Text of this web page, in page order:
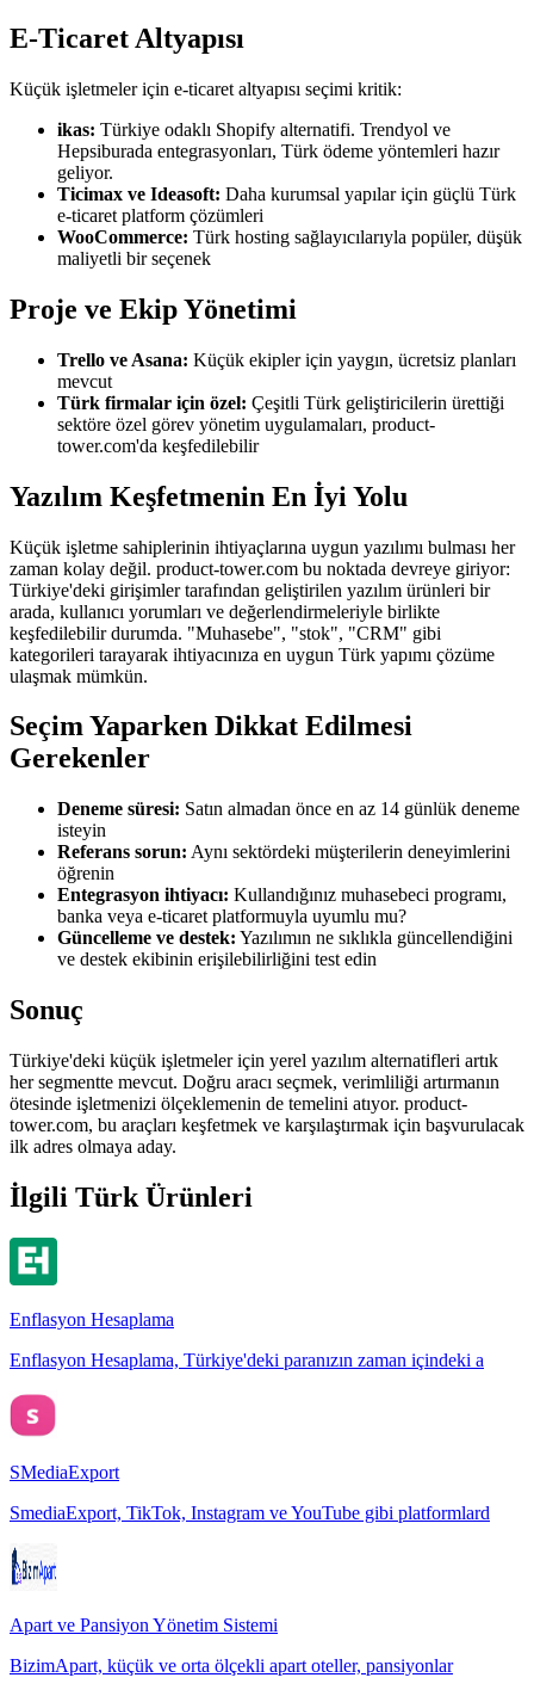
E-Ticaret Altyapısı
Küçük işletmeler için e-ticaret altyapısı seçimi kritik:
ikas: Türkiye odaklı Shopify alternatifi. Trendyol ve
Hepsiburada entegrasyonları, Türk ödeme yöntemleri hazır
geliyor.
Ticimax ve Ideasoft: Daha kurumsal yapılar için güçlü Türk
e-ticaret platform çözümleri
WooCommerce: Türk hosting sağlayıcılarıyla popüler, düşük
maliyetli bir seçenek
Proje ve Ekip Yönetimi
Trello ve Asana: Küçük ekipler için yaygın, ücretsiz planları
mevcut
Türk firmalar için özel: Çeşitli Türk geliştiricilerin ürettiği
sektöre özel görev yönetim uygulamaları, product-
tower.com'da keşfedilebilir
Yazılım Keşfetmenin En İyi Yolu
Küçük işletme sahiplerinin ihtiyaçlarına uygun yazılımı bulması her
zaman kolay değil. product-tower.com bu noktada devreye giriyor:
Türkiye'deki girişimler tarafından geliştirilen yazılım ürünleri bir
arada, kullanıcı yorumları ve değerlendirmeleriyle birlikte
keşfedilebilir durumda. "Muhasebe", "stok", "CRM" gibi
kategorileri tarayarak ihtiyacınıza en uygun Türk yapımı çözüme
ulaşmak mümkün.
Seçim Yaparken Dikkat Edilmesi
Gerekenler
Deneme süresi: Satın almadan önce en az 14 günlük deneme
isteyin
Referans sorun: Aynı sektördeki müşterilerin deneyimlerini
öğrenin
Entegrasyon ihtiyacı: Kullandığınız muhasebeci programı,
banka veya e-ticaret platformuyla uyumlu mu?
Güncelleme ve destek: Yazılımın ne sıklıkla güncellendiğini
ve destek ekibinin erişilebilirliğini test edin
Sonuç
Türkiye'deki küçük işletmeler için yerel yazılım alternatifleri artık
her segmentte mevcut. Doğru aracı seçmek, verimliliği artırmanın
ötesinde işletmenizi ölçeklemenin de temelini atıyor. product-
tower.com, bu araçları keşfetmek ve karşılaştırmak için başvurulacak
ilk adres olmaya aday.
İlgili Türk Ürünleri
Enflasyon Hesaplama
Enflasyon Hesaplama, Türkiye'deki paranızın zaman içindeki a
SMediaExport
SmediaExport, TikTok, Instagram ve YouTube gibi platformlard
Apart ve Pansiyon Yönetim Sistemi
BizimApart, küçük ve orta ölçekli apart oteller, pansiyonlar